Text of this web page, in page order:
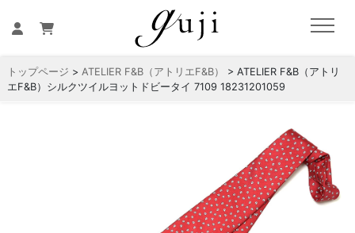
トップページ > ATELIER F&B（アトリエF&B）
> ATELIER F&B（アトリ
エF&B）シルクツイルヨットドビータイ 7109 18231201059